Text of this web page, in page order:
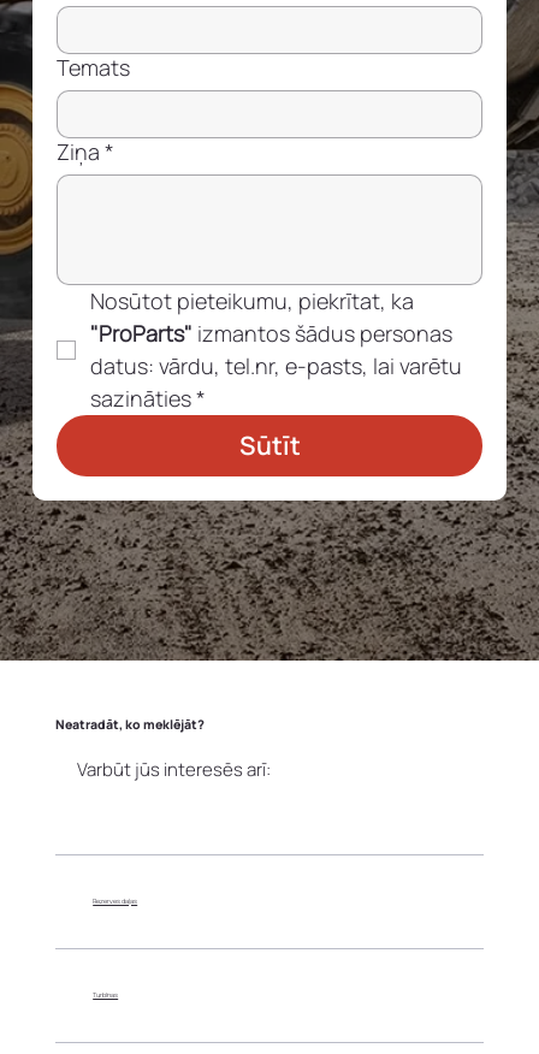
Temats
Ziņa *
"ProParts" izmantos šādus personas
datus: vārdu, tel.nr, e-pasts, lai varētu
sazināties*
Sūtīt
Neatradāt, ko meklējāt?
Varbūt jūs interesēs arī:
Rezerves daļas
Turbīnas​